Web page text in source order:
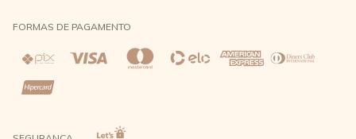
Direito de Arrependimento
Política de Privacidade
FORMAS DE PAGAMENTO